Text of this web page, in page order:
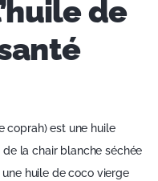
de
coprah) est une huile
la chair blanche séchée
huile de coco vierge